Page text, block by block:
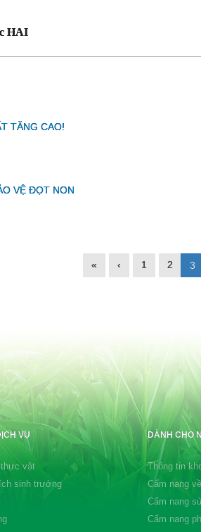
HAI
TĂNG CAO!
VỆ ĐỌT NON
« ‹ 1 2 3
VỤ
vật
sinh trưởng
DÀNH CHO
Thông tin
Cẩm nang
Cẩm nang
Cẩm nang